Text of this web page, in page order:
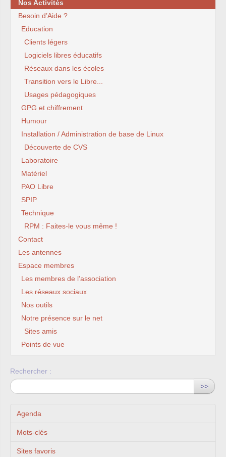
Nos Activités
Besoin d’Aide ?
Education
Clients légers
Logiciels libres éducatifs
Réseaux dans les écoles
Transition vers le Libre...
Usages pédagogiques
GPG et chiffrement
Humour
Installation / Administration de base de Linux
Découverte de CVS
Laboratoire
Matériel
PAO Libre
SPIP
Technique
RPM : Faites-le vous même !
Contact
Les antennes
Espace membres
Les membres de l’association
Les réseaux sociaux
Nos outils
Notre présence sur le net
Sites amis
Points de vue
Rechercher :
>>
Agenda
Mots-clés
Sites favoris